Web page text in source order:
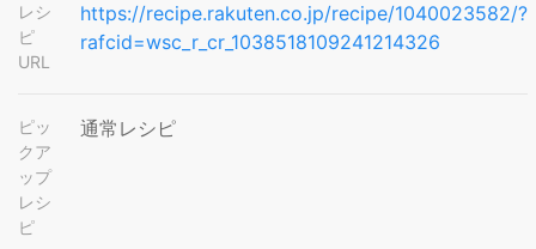
レシ
ピ
URL
https://recipe.rakuten.co.jp/recipe/1040023582/?
rafcid=wsc_r_cr_1038518109241214326
ピッ
クア
ップ
レシ
ピ
通常レシピ